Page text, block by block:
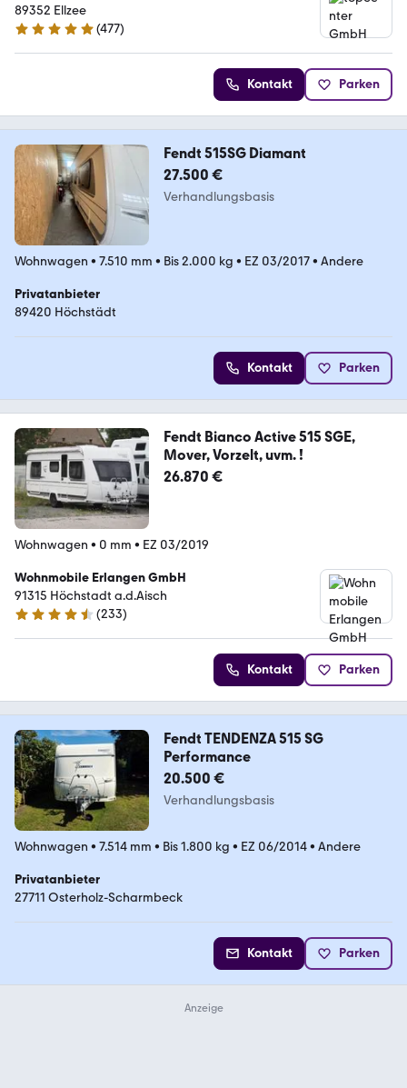
89352 Ellzee
4.8 Sterne
(477)
Kontakt Parken
Fendt 515SG Diamant
27.500 €
Verhandlungsbasis
Wohnwagen • 7.510 mm • Bis 2.000 kg • EZ 03/2017• Andere
Privatanbieter
89420 Höchstädt
Kontakt Parken
Fendt Bianco Active 515 SGE,
Mover, Vorzelt, uvm. !
26.870 €
Wohnwagen • 0 mm • EZ 03/2019
Wohnmobile Erlangen GmbH
91315 Höchstadt a.d.Aisch
4.6 Sterne
(233)
Kontakt Parken
Fendt TENDENZA 515 SG
Performance
20.500 €
Verhandlungsbasis
Wohnwagen • 7.514 mm • Bis 1.800 kg • EZ 06/2014• Andere
Privatanbieter
27711 Osterholz-Scharmbeck
Kontakt Parken